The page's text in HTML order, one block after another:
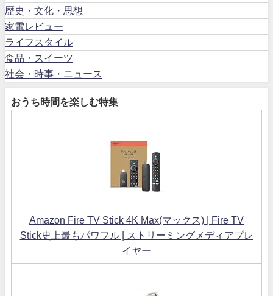
歴史・文化・思想
家電レビュー
ライフスタイル
食品・スイーツ
社会・時事・ニュース
おうち時間を楽しむ特集
Amazon Fire TV Stick 4K Max(マックス) | Fire TV
Stick史上最もパワフル | ストリーミングメディアプレ
イヤー